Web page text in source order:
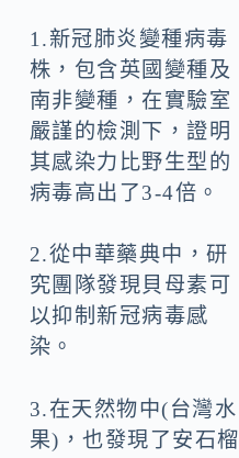
1.新冠肺炎變種病毒
株，包含英國變種及
南非變種，在實驗室
嚴謹的檢測下，證明
其感染力比野生型的
病毒高出了3-4倍。
2.從中華藥典中，研
究團隊發現貝母素可
以抑制新冠病毒感
染。
3.在天然物中(台灣水
果)，也發現了安石榴